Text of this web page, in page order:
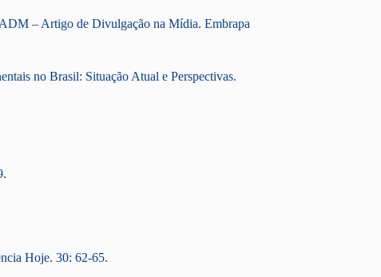
– Artigo de Divulgação na Mídia. Embrapa
no Brasil: Situação Atual e Perspectivas.
Hoje. 30: 62-65.